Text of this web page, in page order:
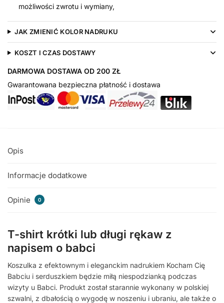
możliwości zwrotu i wymiany,
JAK ZMIENIĆ KOLOR NADRUKU
KOSZT I CZAS DOSTAWY
DARMOWA DOSTAWA OD 200 ZŁ
Gwarantowana bezpieczna płatność i dostawa
Opis
Informacje dodatkowe
Opinie 0
T-shirt krótki lub długi rękaw z
napisem o babci
Koszulka z efektownym i eleganckim nadrukiem Kocham Cię
Babciu i serduszkiem będzie miłą niespodzianką podczas
wizyty u Babci. Produkt został starannie wykonany w polskiej
szwalni, z dbałością o wygodę w noszeniu i ubraniu, ale także o